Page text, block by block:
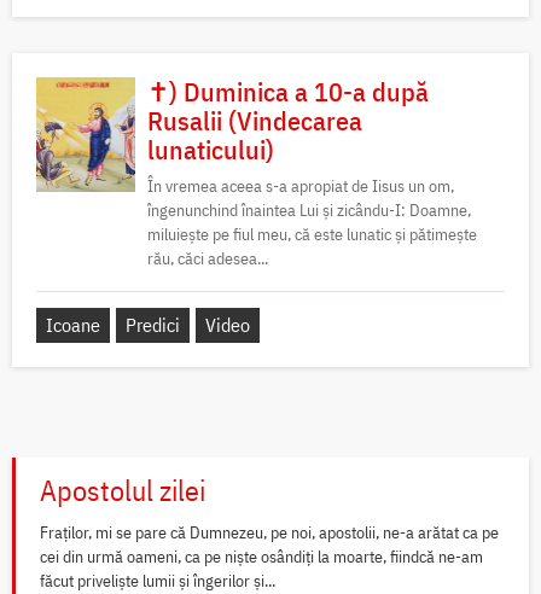
✝) Duminica a 10-a după
Rusalii (Vindecarea
lunaticului)
În vremea aceea s-a apropiat de Iisus un om,
îngenunchind înaintea Lui și zicându-I: Doamne,
miluiește pe fiul meu, că este lunatic și pătimește
rău, căci adesea...
Icoane Predici Video
Apostolul zilei
Fraților, mi se pare că Dumnezeu, pe noi, apostolii, ne-a arătat ca pe
cei din urmă oameni, ca pe niște osândiți la moarte, fiindcă ne-am
făcut priveliște lumii și îngerilor și...